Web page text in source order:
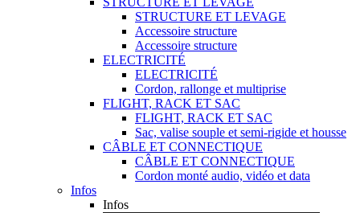
STRUCTURE ET LEVAGE
Accessoire structure
Accessoire structure
ELECTRICITÉ
ELECTRICITÉ
Cordon, rallonge et multiprise
FLIGHT, RACK ET SAC
FLIGHT, RACK ET SAC
Sac, valise souple et semi-rigide et housse
CÂBLE ET CONNECTIQUE
CÂBLE ET CONNECTIQUE
Cordon monté audio, vidéo et data
Infos
Infos